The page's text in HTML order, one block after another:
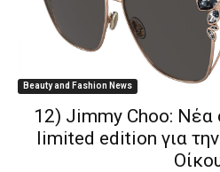
Beauty and Fashion News
12) Jimmy Choo: Νέα
limited edition για